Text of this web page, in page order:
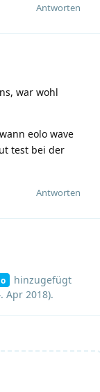
Antworten
war wohl
eolo wave
test bei der
Antworten
hinzugefügt
Apr 2018).